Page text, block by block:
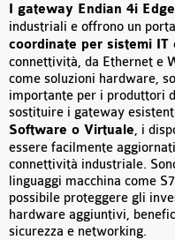
I gateway Endian 4i Edge
industriali e offrono un
coordinate per sistemi IT
connettività, da Ethernet e
come soluzioni hardware,
importante per i produttori
sostituire i gateway
Software o Virtuale, i
essere facilmente
connettività industriale.
linguaggi macchina come
possibile proteggere gli
hardware aggiuntivi,
sicurezza e networking.